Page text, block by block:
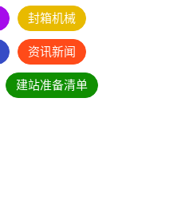
封箱机械
资讯新闻
建站准备清单